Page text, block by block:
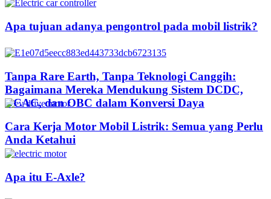
Apa tujuan adanya pengontrol pada mobil listrik?
Tanpa Rare Earth, Tanpa Teknologi Canggih:
Bagaimana Mereka Mendukung Sistem DCDC,
DCAC, dan OBC dalam Konversi Daya
Cara Kerja Motor Mobil Listrik: Semua yang Perlu
Anda Ketahui
Apa itu E-Axle?